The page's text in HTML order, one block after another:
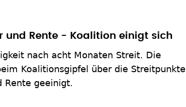
und Rente - Koalition einigt sich
nach acht Monaten Streit. Die
Koalitionsgipfel über die Streitpunkte
Rente geeinigt.